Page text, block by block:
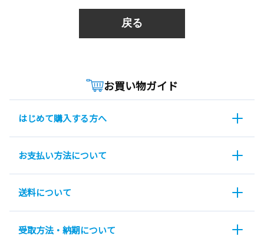
戻る
お買い物ガイド
はじめて購入する方へ
お支払い方法について
送料について
受取方法・納期について